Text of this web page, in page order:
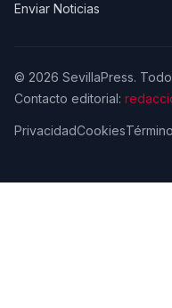
Enviar Noticias
© 2026 SevillaPress.
Contacto editorial:
PrivacidadCookies